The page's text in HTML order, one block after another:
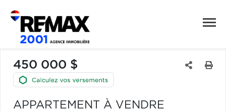
450 000 $
APPARTEMENT À VENDRE